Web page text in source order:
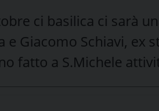
ci basilica ci sarà
e Giacomo Schiavi, ex
fatto a S.Michele